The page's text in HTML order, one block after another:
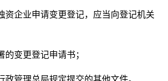
业申请变更登记，应当向登记机关
变更登记申请书；